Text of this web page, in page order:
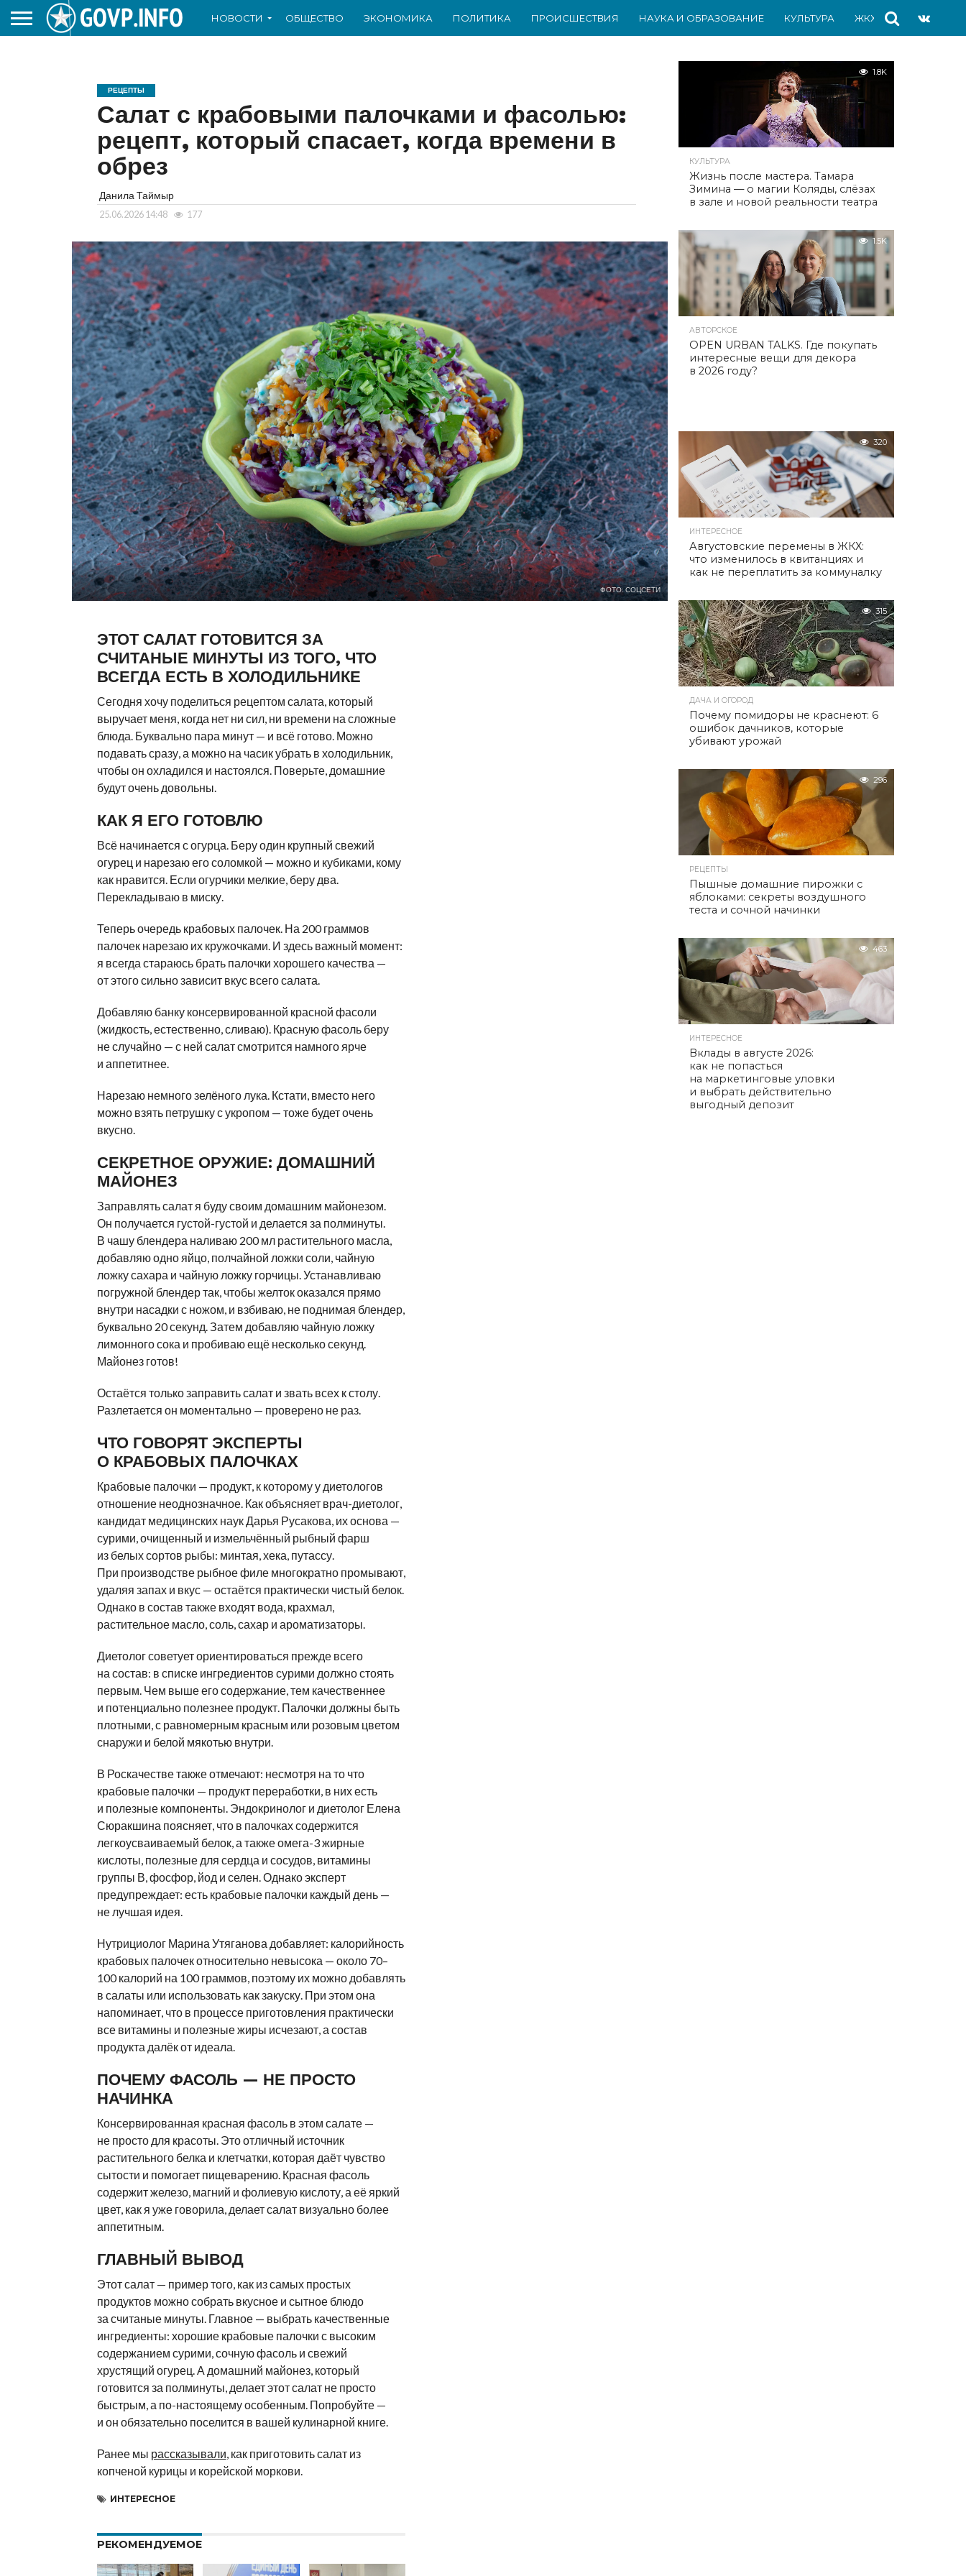
НОВОСТИ ОБЩЕСТВО ЭКОНОМИКА ПОЛИТИКА ПРОИСШЕСТВИЯ НАУКА И ОБРАЗОВАНИЕ КУЛЬТУРА ЖКХ СПОРТ
РЕЦЕПТЫ
Салат с крабовыми палочками и фасолью:
рецепт, который спасает, когда времени в
обрез
Данила Таймыр
25.06.2026 14:48 177
ФОТО: СОЦСЕТИ
ЭТОТ САЛАТ ГОТОВИТСЯ ЗА
СЧИТАНЫЕ МИНУТЫ ИЗ ТОГО, ЧТО
ВСЕГДА ЕСТЬ В ХОЛОДИЛЬНИКЕ
Сегодня хочу поделиться рецептом салата, который
выручает меня, когда нет ни сил, ни времени на сложные
блюда. Буквально пара минут — и всё готово. Можно
подавать сразу, а можно на часик убрать в холодильник,
чтобы он охладился и настоялся. Поверьте, домашние
будут очень довольны.
КАК Я ЕГО ГОТОВЛЮ
Всё начинается с огурца. Беру один крупный свежий
огурец и нарезаю его соломкой — можно и кубиками, кому
как нравится. Если огурчики мелкие, беру два.
Перекладываю в миску.
Теперь очередь крабовых палочек. На 200 граммов
палочек нарезаю их кружочками. И здесь важный момент:
я всегда стараюсь брать палочки хорошего качества —
от этого сильно зависит вкус всего салата.
Добавляю банку консервированной красной фасоли
(жидкость, естественно, сливаю). Красную фасоль беру
не случайно — с ней салат смотрится намного ярче
и аппетитнее.
Нарезаю немного зелёного лука. Кстати, вместо него
можно взять петрушку с укропом — тоже будет очень
вкусно.
СЕКРЕТНОЕ ОРУЖИЕ: ДОМАШНИЙ
МАЙОНЕЗ
Заправлять салат я буду своим домашним майонезом.
Он получается густой-густой и делается за полминуты.
В чашу блендера наливаю 200 мл растительного масла,
добавляю одно яйцо, полчайной ложки соли, чайную
ложку сахара и чайную ложку горчицы. Устанавливаю
погружной блендер так, чтобы желток оказался прямо
внутри насадки с ножом, и взбиваю, не поднимая блендер,
буквально 20 секунд. Затем добавляю чайную ложку
лимонного сока и пробиваю ещё несколько секунд.
Майонез готов!
Остаётся только заправить салат и звать всех к столу.
Разлетается он моментально — проверено не раз.
ЧТО ГОВОРЯТ ЭКСПЕРТЫ
О КРАБОВЫХ ПАЛОЧКАХ
Крабовые палочки — продукт, к которому у диетологов
отношение неоднозначное. Как объясняет врач-диетолог,
кандидат медицинских наук Дарья Русакова, их основа —
сурими, очищенный и измельчённый рыбный фарш
из белых сортов рыбы: минтая, хека, путассу.
При производстве рыбное филе многократно промывают,
удаляя запах и вкус — остаётся практически чистый белок.
Однако в состав также входят вода, крахмал,
растительное масло, соль, сахар и ароматизаторы.
Диетолог советует ориентироваться прежде всего
на состав: в списке ингредиентов сурими должно стоять
первым. Чем выше его содержание, тем качественнее
и потенциально полезнее продукт. Палочки должны быть
плотными, с равномерным красным или розовым цветом
снаружи и белой мякотью внутри.
В Роскачестве также отмечают: несмотря на то что
крабовые палочки — продукт переработки, в них есть
и полезные компоненты. Эндокринолог и диетолог Елена
Сюракшина поясняет, что в палочках содержится
легкоусваиваемый белок, а также омега-3 жирные
кислоты, полезные для сердца и сосудов, витамины
группы В, фосфор, йод и селен. Однако эксперт
предупреждает: есть крабовые палочки каждый день —
не лучшая идея.
Нутрициолог Марина Утяганова добавляет: калорийность
крабовых палочек относительно невысока — около 70–
100 калорий на 100 граммов, поэтому их можно добавлять
в салаты или использовать как закуску. При этом она
напоминает, что в процессе приготовления практически
все витамины и полезные жиры исчезают, а состав
продукта далёк от идеала.
ПОЧЕМУ ФАСОЛЬ — НЕ ПРОСТО
НАЧИНКА
Консервированная красная фасоль в этом салате —
не просто для красоты. Это отличный источник
растительного белка и клетчатки, которая даёт чувство
сытости и помогает пищеварению. Красная фасоль
содержит железо, магний и фолиевую кислоту, а её яркий
цвет, как я уже говорила, делает салат визуально более
аппетитным.
ГЛАВНЫЙ ВЫВОД
Этот салат — пример того, как из самых простых
продуктов можно собрать вкусное и сытное блюдо
за считаные минуты. Главное — выбрать качественные
ингредиенты: хорошие крабовые палочки с высоким
содержанием сурими, сочную фасоль и свежий
хрустящий огурец. А домашний майонез, который
готовится за полминуты, делает этот салат не просто
быстрым, а по-настоящему особенным. Попробуйте —
и он обязательно поселится в вашей кулинарной книге.
Ранее мы рассказывали, как приготовить салат из
копченой курицы и корейской моркови.
ИНТЕРЕСНОЕ
РЕКОМЕНДУЕМОЕ
1.8K
КУЛЬТУРА
Жизнь после мастера. Тамара
Зимина — о магии Коляды, слёзах
в зале и новой реальности театра
1.5K
АВТОРСКОЕ
OPEN URBAN TALKS. Где покупать
интересные вещи для декора
в 2026 году?
320
ИНТЕРЕСНОЕ
Августовские перемены в ЖКХ:
что изменилось в квитанциях и
как не переплатить за коммуналку
315
ДАЧА И ОГОРОД
Почему помидоры не краснеют: 6
ошибок дачников, которые
убивают урожай
296
РЕЦЕПТЫ
Пышные домашние пирожки с
яблоками: секреты воздушного
теста и сочной начинки
463
ИНТЕРЕСНОЕ
Вклады в августе 2026:
как не попасться
на маркетинговые уловки
и выбрать действительно
выгодный депозит